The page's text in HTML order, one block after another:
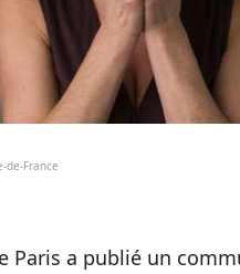
France
Paris a publié un